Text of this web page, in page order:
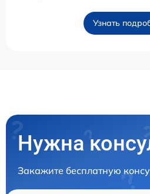
Узнать
Нужна
Закажите бесплатную